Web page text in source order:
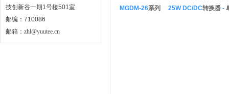
技创新谷一期1号楼501室
邮编：710086
邮箱： zhl@yuutee.cn
MGDM-26系列 25W DC/DC转换器-